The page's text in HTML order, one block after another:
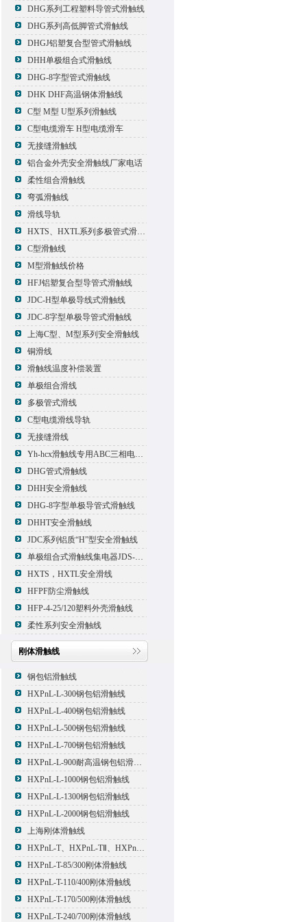
DHG系列工程塑料导管式滑触线
DHG系列高低脚管式滑触线
DHGJ铝塑复合型管式滑触线
DHH单极组合式滑触线
DHG-8字型管式滑触线
DHK DHF高温钢体滑触线
C型 M型 U型系列滑触线
C型电缆滑车 H型电缆滑车
无接缝滑触线
铝合金外壳安全滑触线厂家电话
柔性组合滑触线
弯弧滑触线
滑线导轨
HXTS、HXTL系列多极管式滑触线报价
C型滑触线
M型滑触线价格
HFJ铝塑复合型导管式滑触线
JDC-H型单极导线式滑触线
JDC-8字型单极导管式滑触线
上海C型、M型系列安全滑触线
铜滑线
滑触线温度补偿装置
单极组合滑线
多极管式滑线
C型电缆滑线导轨
无接缝滑线
Yh-hcx滑触线专用ABC三相电压信号指示灯
DHG管式滑触线
DHH安全滑触线
DHG-8字型单极导管式滑触线
DHHT安全滑触线
JDC系列铝质“H”型安全滑触线
单极组合式滑触线集电器JDS-500*2
HXTS，HXTL安全滑线
HFPF防尘滑触线
HFP-4-25/120塑料外壳滑触线
柔性系列安全滑触线
刚体滑触线
钢包铝滑触线
HXPnL-L-300钢包铝滑触线
HXPnL-L-400钢包铝滑触线
HXPnL-L-500钢包铝滑触线
HXPnL-L-700钢包铝滑触线
HXPnL-L-900耐高温钢包铝滑触线
HXPnL-L-1000钢包铝滑触线
HXPnL-L-1300钢包铝滑触线
HXPnL-L-2000钢包铝滑触线
上海刚体滑触线
HXPnL-T、HXPnL-TⅡ、HXPnL-TⅢ系列钢体滑线
HXPnL-T-85/300刚体滑触线
HXPnL-T-110/400刚体滑触线
HXPnL-T-170/500刚体滑触线
HXPnL-T-240/700刚体滑触线